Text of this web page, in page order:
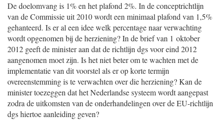
De doelomvang is 1% en het plafond 2%. In de conceptrichtlijn
van de Commissie uit 2010 wordt een minimaal plafond van 1,5%
gehanteerd. Is er al een idee welk percentage naar verwachting
wordt opgenomen bij de herziening? In de brief van 1 oktober
2012 geeft de minister aan dat de richtlijn dgs voor eind 2012
aangenomen moet zijn. Is het niet beter om te wachten met de
implementatie van dit voorstel als er op korte termijn
overeenstemming is te verwachten over die herziening? Kan de
minister toezeggen dat het Nederlandse systeem wordt aangepast
zodra de uitkomsten van de onderhandelingen over de EU-richtlijn
dgs hiertoe aanleiding geven?